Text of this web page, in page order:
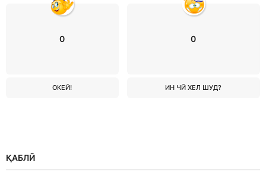
0
ОКЕЙ!
0
ИН ЧӢ ХЕЛ ШУД?
ҚАБЛӢ